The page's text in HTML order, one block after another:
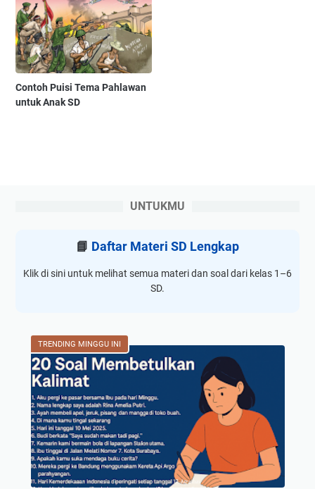
Contoh Puisi Tema Pahlawan
untuk Anak SD
UNTUKMU
📘 Daftar Materi SD Lengkap
Klik di sini untuk melihat semua materi dan soal dari kelas 1–6
SD.
TRENDING MINGGU INI